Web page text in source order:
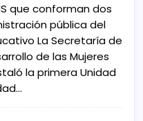
que conforman dos
pública del
La Secretaría de
de las Mujeres
la primera Unidad